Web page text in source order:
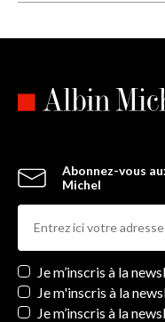
Abonnez-vous
Michel
Newsletters
Je m’inscris à la
Je m'inscris à la
Je m’inscris à la